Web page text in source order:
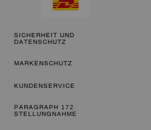
SICHERHEIT UND
DATENSCHUTZ
MARKENSCHUTZ
KUNDENSERVICE
PARAGRAPH 172
STELLUNGNAHME